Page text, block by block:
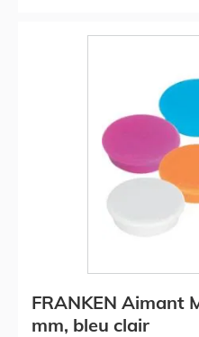
FRANKEN Aimant
mm, bleu clair